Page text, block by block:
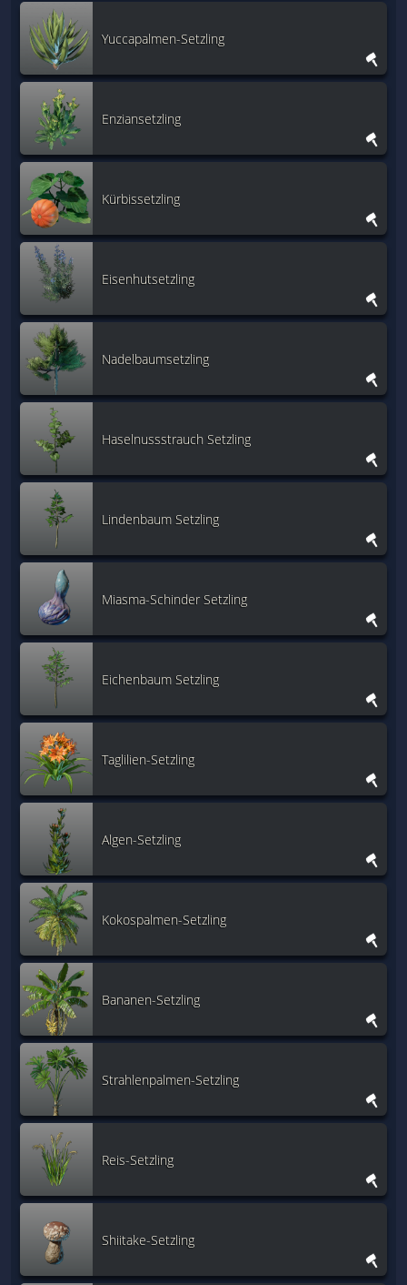
Yuccapalmen-Setzling
Enziansetzling
Kürbissetzling
Eisenhutsetzling
Nadelbaumsetzling
Haselnussstrauch Setzling
Lindenbaum Setzling
Miasma-Schinder Setzling
Eichenbaum Setzling
Taglilien-Setzling
Algen-Setzling
Kokospalmen-Setzling
Bananen-Setzling
Strahlenpalmen-Setzling
Reis-Setzling
Shiitake-Setzling